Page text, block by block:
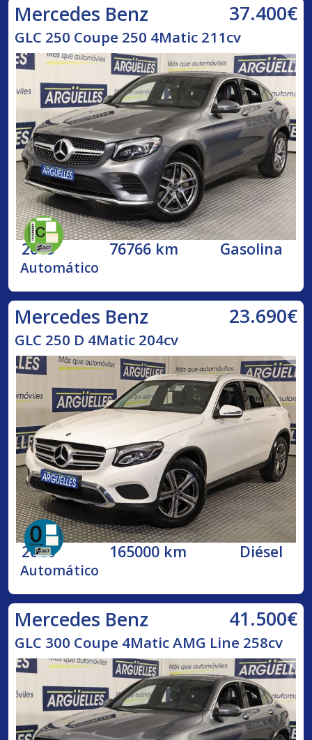
Mercedes Benz 37.400€
GLC 250 Coupe 250 4Matic 211cv
2019 76766 km Gasolina
Automático
Mercedes Benz 23.690€
GLC 250 D 4Matic 204cv
2018 165000 km Diésel
Automático
Mercedes Benz 41.500€
GLC 300 Coupe 4Matic AMG Line 258cv